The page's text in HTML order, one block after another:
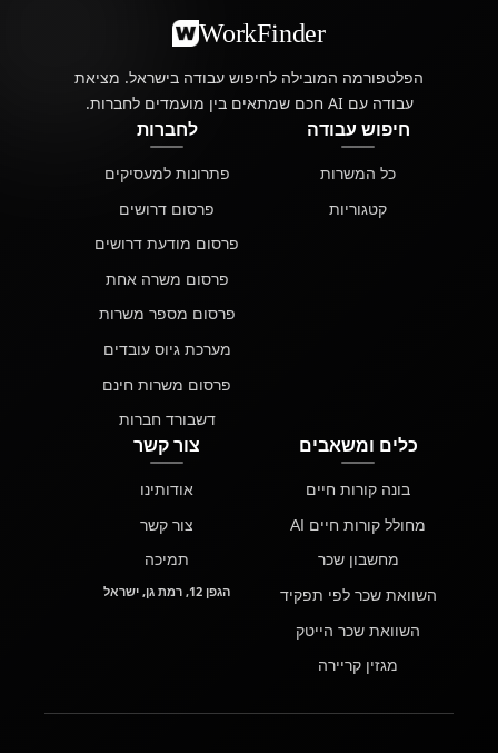
WorkFinder
הפלטפורמה המובילה לחיפוש עבודה בישראל. מציאת
עבודה עם AI חכם שמתאים בין מועמדים לחברות.
חיפוש עבודה
כל המשרות
קטגוריות
לחברות
פתרונות למעסיקים
פרסום דרושים
פרסום מודעת דרושים
פרסום משרה אחת
פרסום מספר משרות
מערכת גיוס עובדים
פרסום משרות חינם
דשבורד חברות
כלים ומשאבים
בונה קורות חיים
מחולל קורות חיים AI
מחשבון שכר
השוואת שכר לפי תפקיד
השוואת שכר הייטק
מגזין קריירה
צור קשר
אודותינו
צור קשר
תמיכה
הגפן 12, רמת גן, ישראל